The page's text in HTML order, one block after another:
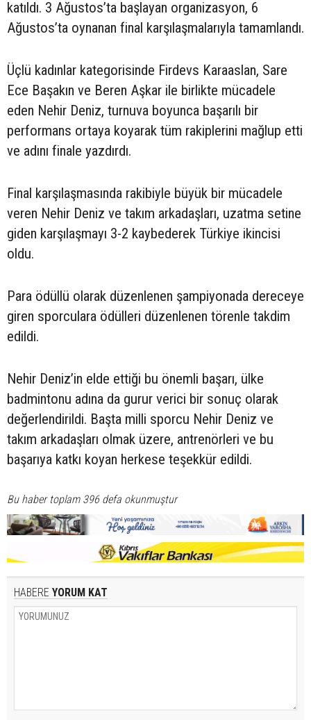
katıldı. 3 Ağustos’ta başlayan organizasyon, 6
Ağustos’ta oynanan final karşılaşmalarıyla tamamlandı.
Üçlü kadınlar kategorisinde Firdevs Karaaslan, Sare
Ece Başakın ve Beren Aşkar ile birlikte mücadele
eden Nehir Deniz, turnuva boyunca başarılı bir
performans ortaya koyarak tüm rakiplerini mağlup etti
ve adını finale yazdırdı.
Final karşılaşmasında rakibiyle büyük bir mücadele
veren Nehir Deniz ve takım arkadaşları, uzatma setine
giden karşılaşmayı 3-2 kaybederek Türkiye ikincisi
oldu.
Para ödüllü olarak düzenlenen şampiyonada dereceye
giren sporculara ödülleri düzenlenen törenle takdim
edildi.
Nehir Deniz’in elde ettiği bu önemli başarı, ülke
badmintonu adına da gurur verici bir sonuç olarak
değerlendirildi. Başta milli sporcu Nehir Deniz ve
takım arkadaşları olmak üzere, antrenörleri ve bu
başarıya katkı koyan herkese teşekkür edildi.
Bu haber toplam 396 defa okunmuştur
HABERE YORUM KAT